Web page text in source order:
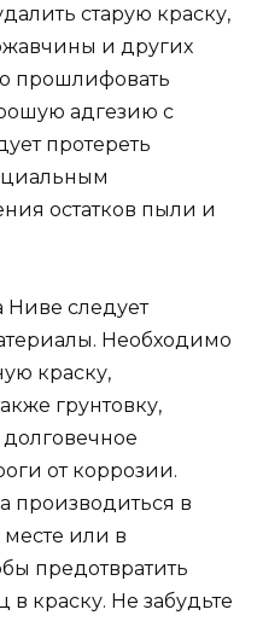
старую краску,
и других
прошлифовать
адгезию с
протереть
остатков пыли и
Ниве следует
Необходимо
краску,
грунтовку,
долговечное
от коррозии.
производиться в
или в
предотвратить
краску. Не забудьте